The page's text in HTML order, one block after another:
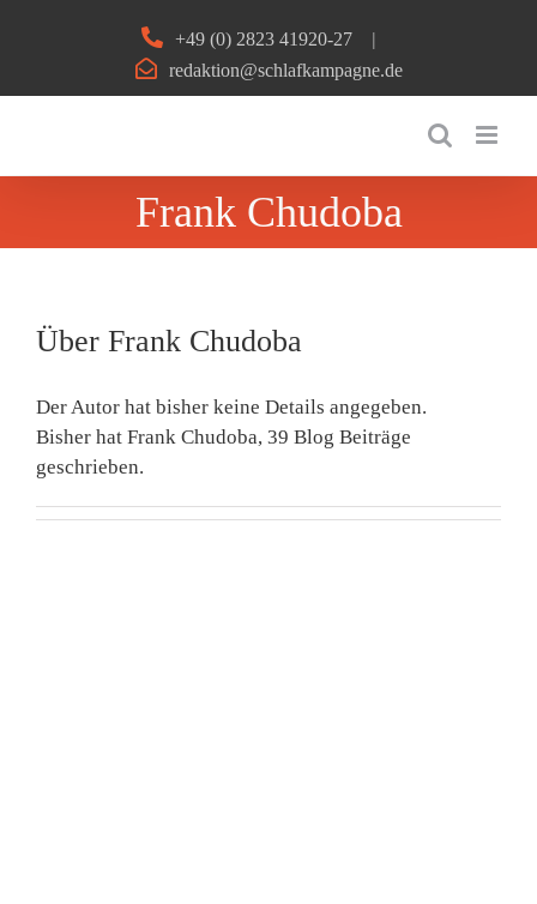
+49 (0) 2823 41920-27
|
redaktion@schlafkampagne.de
Frank Chudoba
Über Frank Chudoba
Der Autor hat bisher keine Details angegeben.
Bisher hat Frank Chudoba, 39 Blog Beiträge
geschrieben.